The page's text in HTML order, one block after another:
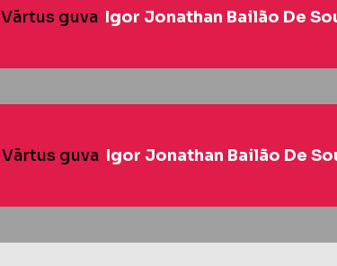
Vārtus guva Igor Jonathan Bailão De
Vārtus guva Igor Jonathan Bailão De